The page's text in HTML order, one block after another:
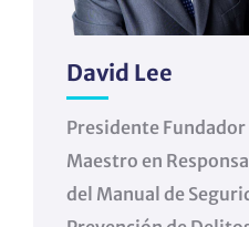
David Lee
Presidente
Maestro en
del Manual de